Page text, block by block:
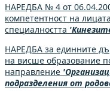
НАРЕДБА № 4 от
компетентност на
специалността
НАРЕДБА за единните
на висше образование
направление
подразделения от